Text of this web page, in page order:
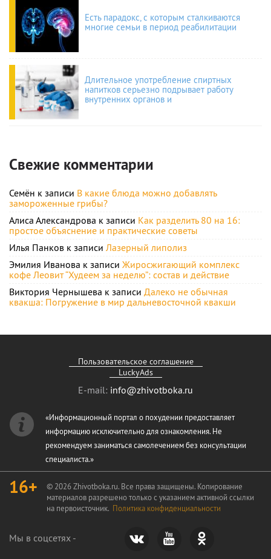
Есть парадокс, с которым сталкиваются
многие семьи в период реабилитации
Длительное употребление спиртных
напитков серьезно подрывает работу
внутренних органов и
Свежие комментарии
Семён к записи В какие блюда можно добавлять
замороженные грибы?
Алиса Александрова к записи Как разделить 80 на 16:
простое объяснение и практические советы
Илья Панков к записи Лазерный липолиз
Эмилия Иванова к записи Жиросжигающий комплекс
кофе Леовит “Худеем за неделю”: состав и действие
Виктория Чернышева к записи Далеко не обычная
квакша: Погружение в мир дальневосточной квакши
Пользовательское соглашение
LuckyAds
E-mail: info@zhivotboka.ru
«Информационный портал о похудении предоставляет
информацию исключительно для ознакомления. Не
рекомендуем заниматься самолечением без консультации
специалиста.»
16+
© 2026 Zhivotboka.ru. Все права защищены. Копирование
материалов разрешено только с указанием активной ссылки
на первоисточник. Политика конфиденциальности
Мы в соцсетях -